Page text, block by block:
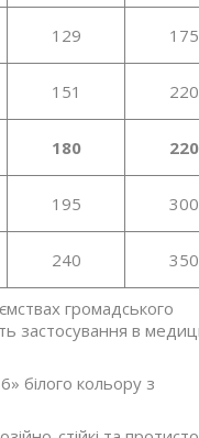
129 175
151 220
180 220
195 300
240 350
громадського
застосування в
білого кольору з